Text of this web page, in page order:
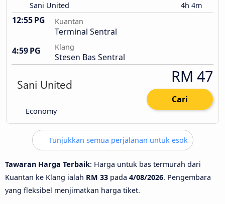
Sani United 4h 4m
12:55 PG Kuantan
Terminal Sentral
4:59 PG
Klang
Stesen Bas Sentral
Economy
RM 47
Cari
Tunjukkan semua perjalanan untuk esok
Tawaran Harga Terbaik: Harga untuk bas termurah dari
Kuantan ke Klang ialah RM 33 pada 4/08/2026. Pengembara
yang fleksibel menjimatkan harga tiket.